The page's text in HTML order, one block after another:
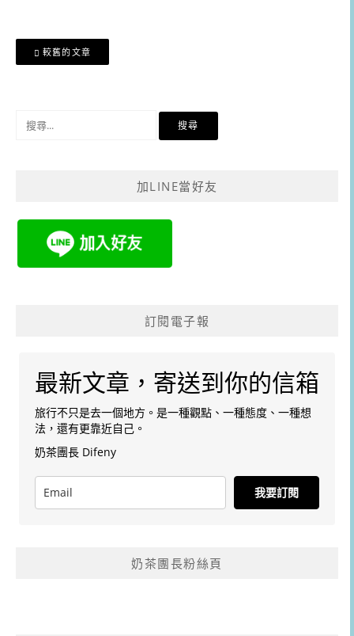
文
章
覽
較舊的文章
加LINE當好友
訂閱電子報
最新文章，寄送到你的信箱
旅行不只是去一個地方。是一種觀點、一種態度、一種想
法，還有更靠近自己。
奶茶團長 Difeny
我要訂閱
奶茶團長粉絲頁